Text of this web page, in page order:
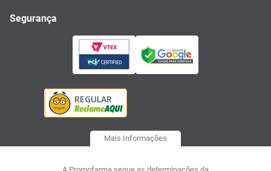
Segurança
Mais Informações